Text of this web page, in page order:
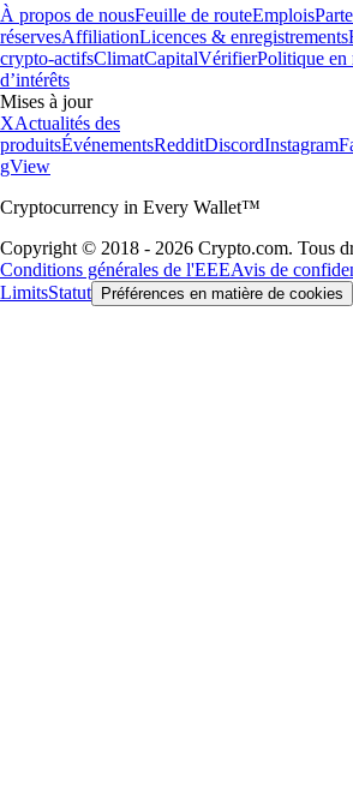
À propos de nousFeuille de routeEmplois
réservesAffiliationLicences & enregistrements
crypto-actifsClimatCapitalVérifierPolitique en
d’intérêts
Mises à jour
XActualités des
produitsÉvénementsRedditDiscordInstagram
gView
Cryptocurrency in Every Wallet™
Copyright © 2018 - 2026 Crypto.com. Tous
Conditions générales de l'EEEAvis de
LimitsStatut Préférences en matière de cookies